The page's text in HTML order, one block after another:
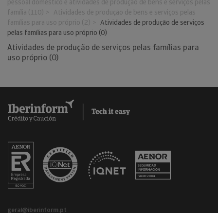
pessoal doméstico e atividades de produção de bens e serviços pelas
família (110)
Atividades de produção de bens e serviços pelas
famílias para uso próprio (2)
Atividades de produção de serviços
pelas famílias para uso próprio (0)
Atividades de produção de serviços pelas famílias para
uso próprio (0)
geral@iberinform.pt